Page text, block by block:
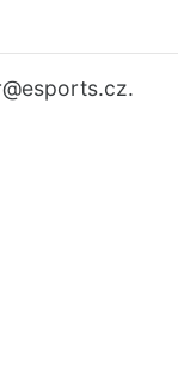
@esports.cz.